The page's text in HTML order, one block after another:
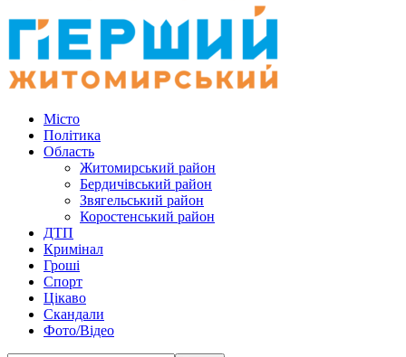
Місто
Політика
Область
Житомирський район
Бердичівський район
Звягельський район
Коростенський район
ДТП
Кримінал
Гроші
Спорт
Цікаво
Скандали
Фото/Відео